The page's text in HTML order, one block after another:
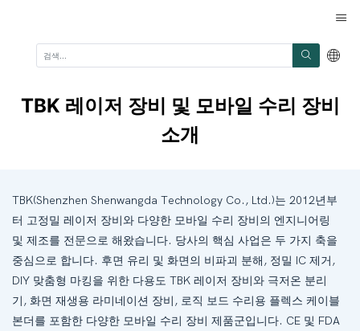
TBK 레이저 장비 및 모바일 수리 장비
소개
TBK(Shenzhen Shenwangda Technology Co., Ltd.)는 2012년부
터 고정밀 레이저 장비와 다양한 모바일 수리 장비의 엔지니어링
및 제조를 전문으로 해왔습니다. 당사의 핵심 사업은 두 가지 축을
중심으로 합니다. 후면 유리 및 화면의 비파괴 분해, 정밀 IC 제거,
DIY 맞춤형 마킹을 위한 다용도 TBK 레이저 장비와 극저온 분리
기, 화면 재생용 라미네이션 장비, 로직 보드 수리용 플렉스 케이블
본더를 포함한 다양한 모바일 수리 장비 제품군입니다. CE 및 FDA